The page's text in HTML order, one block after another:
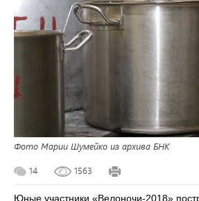
Фото Марии Шумейко из архива БНК
14 1563
Юные участники «Велоночи-2018»